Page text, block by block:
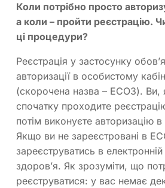
Коли потрібно просто
а коли – пройти реєстрацію.
ці процедури?
Реєстрація у застосунку
авторизації в особистому
(скорочена назва – ЕСОЗ). Ви,
спочатку проходите
потім виконуєте авторизацію в
Якщо ви не зареєстровані в
зареєструватись в
здоров’я. Як зрозуміти, що
реєструватися: у вас немає